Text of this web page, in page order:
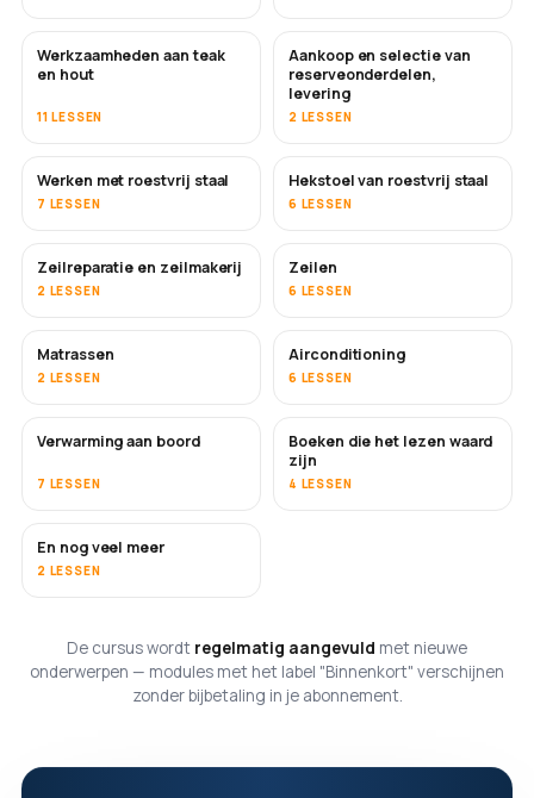
Werkzaamheden aan teak
en hout
11 LESSEN
BINNENKORT
Aankoop en selectie van
reserveonderdelen,
levering
2 LESSEN
BINNENKORT
Werken met roestvrij staal
7 LESSEN
Hekstoel van roestvrij staal
6 LESSEN
BINNENKORT
Zeilreparatie en zeilmakerij
2 LESSEN
Zeilen
6 LESSEN
Matrassen
2 LESSEN
BINNENKORT
Airconditioning
6 LESSEN
BINNENKORT
Verwarming aan boord
7 LESSEN
BINNENKORT
Boeken die het lezen waard
zijn
4 LESSEN
BINNENKORT
En nog veel meer
2 LESSEN
De cursus wordt regelmatig aangevuld met nieuwe
onderwerpen — modules met het label "Binnenkort" verschijnen
zonder bijbetaling in je abonnement.